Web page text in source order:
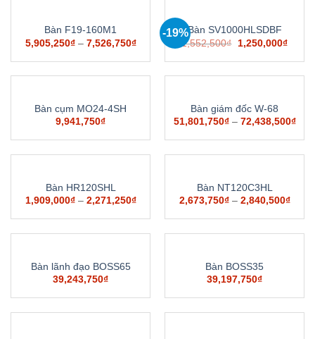
Bàn F19-160M1
5,905,250₫– 7,526,750₫
-19%Bàn SV1000HLSDBF
1,552,500₫ 1,250,000₫
Bàn cụm MO24-4SH
9,941,750₫
Bàn giám đốc W-68
51,801,750₫– 72,438,500₫
Bàn HR120SHL
1,909,000₫– 2,271,250₫
Bàn NT120C3HL
2,673,750₫– 2,840,500₫
Bàn lãnh đạo BOSS65
39,243,750₫
Bàn BOSS35
39,197,750₫